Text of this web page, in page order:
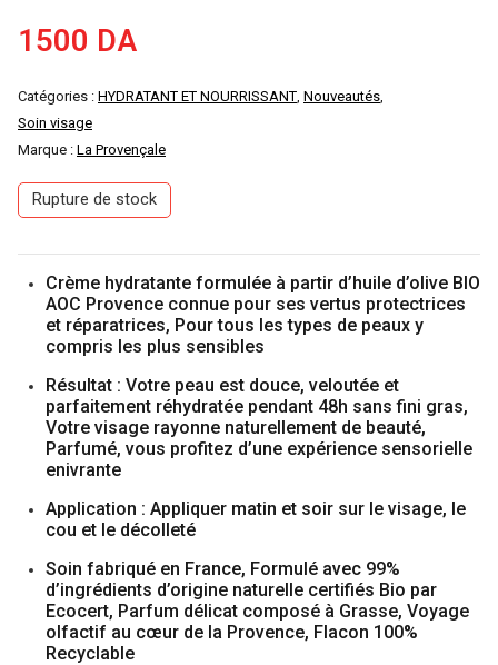
1500 DA
Catégories : HYDRATANT ET NOURRISSANT, Nouveautés,
Soin visage
Marque : La Provençale
Rupture de stock
Crème hydratante formulée à partir d’huile d’olive BIO
AOC Provence connue pour ses vertus protectrices
et réparatrices, Pour tous les types de peaux y
compris les plus sensibles
Résultat : Votre peau est douce, veloutée et
parfaitement réhydratée pendant 48h sans fini gras,
Votre visage rayonne naturellement de beauté,
Parfumé, vous profitez d’une expérience sensorielle
enivrante
Application : Appliquer matin et soir sur le visage, le
cou et le décolleté
Soin fabriqué en France, Formulé avec 99%
d’ingrédients d’origine naturelle certifiés Bio par
Ecocert, Parfum délicat composé à Grasse, Voyage
olfactif au cœur de la Provence, Flacon 100%
Recyclable